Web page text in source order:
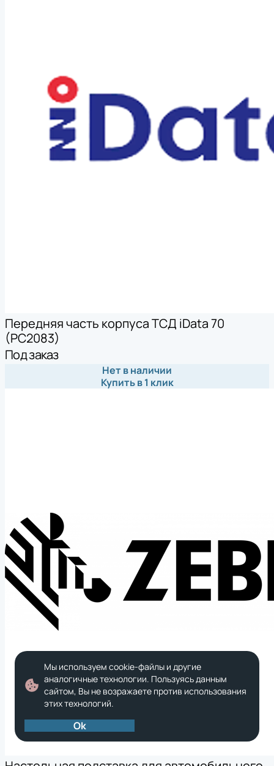
Передняя часть корпуса ТСД iData 70
(PC2083)
Под заказ
Нет в наличии
Купить в 1 клик
Мы используем cookie-файлы и другие
аналогичные технологии. Пользуясь данным
сайтом, Вы не возражаете против использования
этих технологий.
Ok